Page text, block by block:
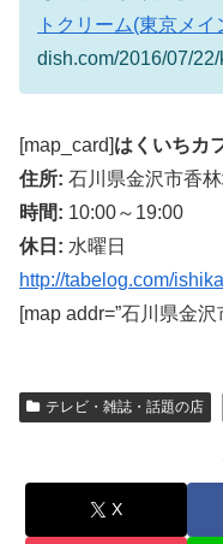
トクリーム(東京メ
dish.com/2016/07/
[map_card]はくいちカ
住所: 石川県金沢市香
時間: 10:00～19:00
休日: 水曜日
http://tabelog.com/
[map addr=”石川県金
テレビ・雑誌・話題の店
X